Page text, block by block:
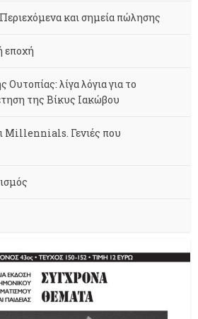
και σημεία πώλησης
εποχή
Ουτοπίας: λίγα λόγια για το
της Βίκυς Ιακώβου
Millennials. Γενιές που